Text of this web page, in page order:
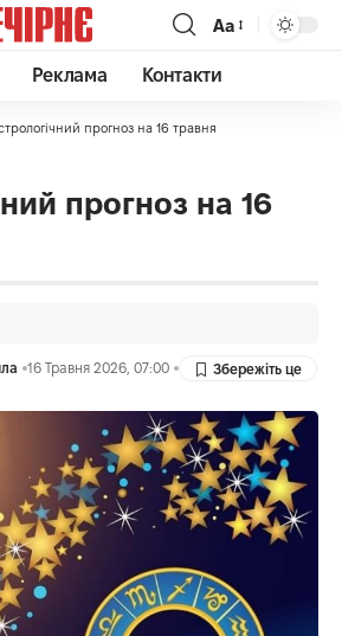
Аа
Реклама Контакти
прогноз на 16 травня
прогноз на 16
16 Травня 2026, 07:00